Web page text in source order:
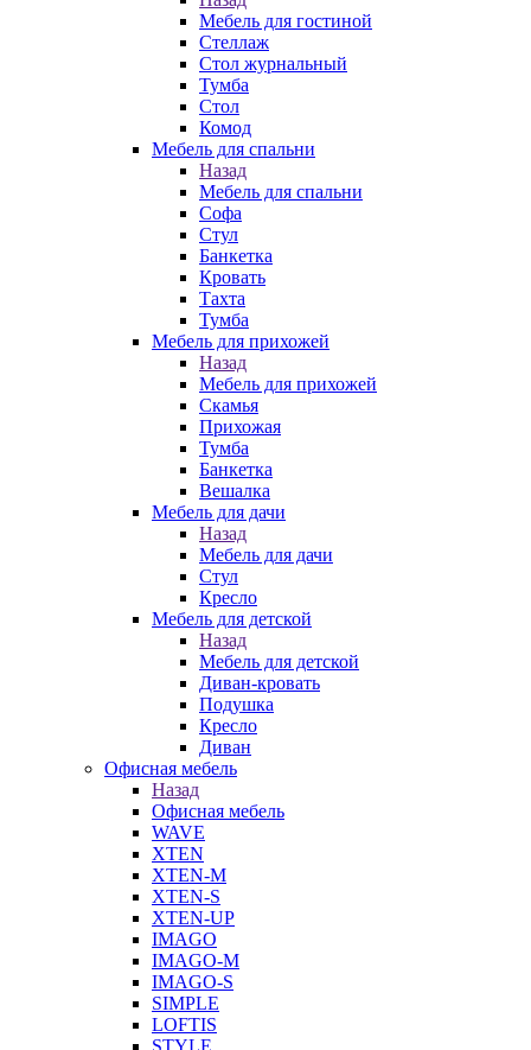
Мебель для гостиной
Стеллаж
Стол журнальный
Тумба
Стол
Комод
Мебель для спальни
Назад
Мебель для спальни
Софа
Стул
Банкетка
Кровать
Тахта
Тумба
Мебель для прихожей
Назад
Мебель для прихожей
Скамья
Прихожая
Тумба
Банкетка
Вешалка
Мебель для дачи
Назад
Мебель для дачи
Стул
Кресло
Мебель для детской
Назад
Мебель для детской
Диван-кровать
Подушка
Кресло
Диван
Офисная мебель
Назад
Офисная мебель
WAVE
XTEN
XTEN-M
XTEN-S
XTEN-UP
IMAGO
IMAGO-M
IMAGO-S
SIMPLE
LOFTIS
STYLE